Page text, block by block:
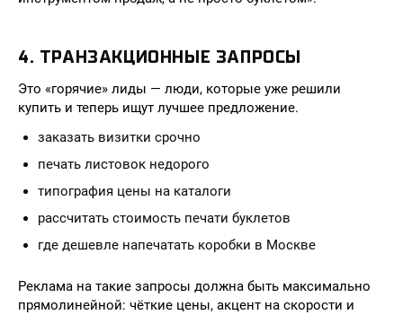
4. ТРАНЗАКЦИОННЫЕ ЗАПРОСЫ
Это «горячие» лиды — люди, которые уже решили
купить и теперь ищут лучшее предложение.
заказать визитки срочно
печать листовок недорого
типография цены на каталоги
рассчитать стоимость печати буклетов
где дешевле напечатать коробки в Москве
Реклама на такие запросы должна быть максимально
прямолинейной: чёткие цены, акцент на скорости и